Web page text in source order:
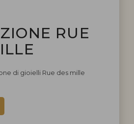
RUE
di gioielli Rue des mille